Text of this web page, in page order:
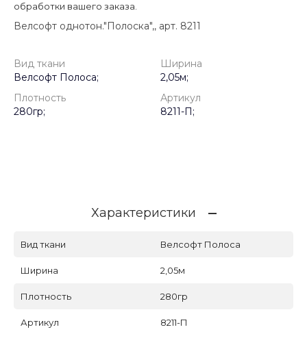
обработки вашего заказа.
Велсофт однотон."Полоска",, арт. 8211
Вид ткани
Велсофт Полоса;
Ширина
2,05м;
Плотность
280гр;
Артикул
8211-П;
Характеристики
Вид ткани Велсофт Полоса
Ширина 2,05м
Плотность 280гр
Артикул 8211-П